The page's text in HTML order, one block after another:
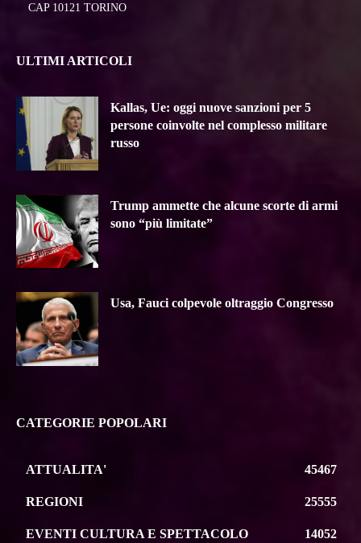
CAP 10121 TORINO
ULTIMI ARTICOLI
Kallas, Ue: oggi nuove sanzioni per 5
persone coinvolte nel complesso militare
russo
Trump ammette che alcune scorte di armi
sono “più limitate”
Usa, Fauci colpevole oltraggio Congresso
CATEGORIE POPOLARI
ATTUALITA' 45467
REGIONI 25555
EVENTI CULTURA E SPETTACOLO 14052